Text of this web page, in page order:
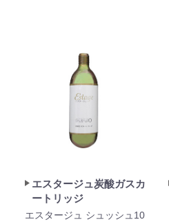
エスタージュ炭酸ガスカ
ートリッジ
エスタージュ シュッシュ10